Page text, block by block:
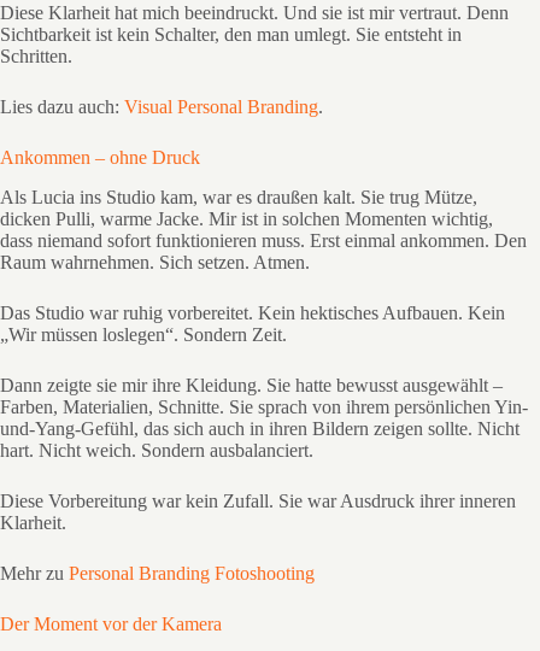
Diese Klarheit hat mich beeindruckt. Und sie ist mir vertraut. Denn
Sichtbarkeit ist kein Schalter, den man umlegt. Sie entsteht in
Schritten.
Lies dazu auch: Visual Personal Branding.
Ankommen – ohne Druck
Als Lucia ins Studio kam, war es draußen kalt. Sie trug Mütze,
dicken Pulli, warme Jacke. Mir ist in solchen Momenten wichtig,
dass niemand sofort funktionieren muss. Erst einmal ankommen. Den
Raum wahrnehmen. Sich setzen. Atmen.
Das Studio war ruhig vorbereitet. Kein hektisches Aufbauen. Kein
„Wir müssen loslegen“. Sondern Zeit.
Dann zeigte sie mir ihre Kleidung. Sie hatte bewusst ausgewählt –
Farben, Materialien, Schnitte. Sie sprach von ihrem persönlichen Yin-
und-Yang-Gefühl, das sich auch in ihren Bildern zeigen sollte. Nicht
hart. Nicht weich. Sondern ausbalanciert.
Diese Vorbereitung war kein Zufall. Sie war Ausdruck ihrer inneren
Klarheit.
Mehr zu Personal Branding Fotoshooting
Der Moment vor der Kamera